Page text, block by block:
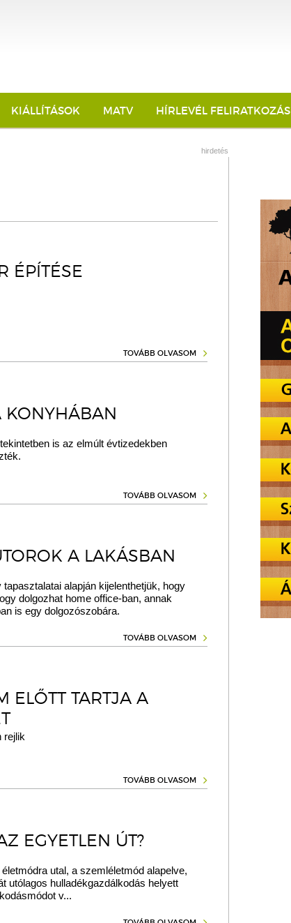
KIÁLLÍTÁSOK MATV HÍRLEVÉL FELIRATKOZÁS
hirdetés
ÉPÍTÉSE
TOVÁBB OLVASOM
KONYHÁBAN
is az elmúlt évtizedekben
TOVÁBB OLVASOM
A LAKÁSBAN
alapján kijelenthetjük, hogy
dolgozhat home office-ban, annak
is egy dolgozószobára.
TOVÁBB OLVASOM
ELŐTT TARTJA A
rejlik
TOVÁBB OLVASOM
EGYETLEN ÚT?
utal, a szemléletmód alapelve,
utólagos hulladékgazdálkodás helyett
v...